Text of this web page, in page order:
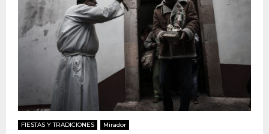
FIESTAS Y TRADICIONES Mirador